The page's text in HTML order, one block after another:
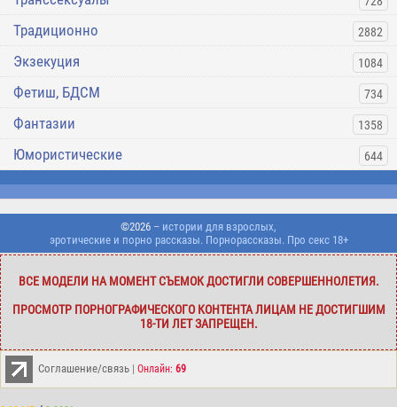
Традиционно 2882
Экзекуция 1084
Фетиш, БДСМ 734
Фантазии 1358
Юмористические 644
©2026 – истории для взрослых,
эротические и порно рассказы. Порнорассказы. Про секс 18+
ВСЕ МОДЕЛИ НА МОМЕНТ СЪЕМОК ДОСТИГЛИ СОВЕРШЕННОЛЕТИЯ.
ПРОСМОТР ПОРНОГРАФИЧЕСКОГО КОНТЕНТА ЛИЦАМ НЕ ДОСТИГШИМ
18-ТИ ЛЕТ ЗАПРЕЩЕН.
Соглашение/связь | Онлайн: 69